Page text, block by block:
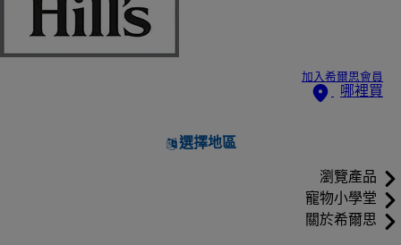
加入希爾思會員
哪裡買
選擇地區
瀏覽產品
寵物小學堂
關於希爾思